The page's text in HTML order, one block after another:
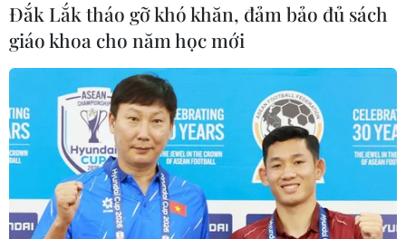
Trung Quốc đứng đầu thế giới về số đơn
xin cấp bằng sáng chế AI tạo sinh
Đắk Lắk tháo gỡ khó khăn, đảm bảo đủ sách
giáo khoa cho năm học mới